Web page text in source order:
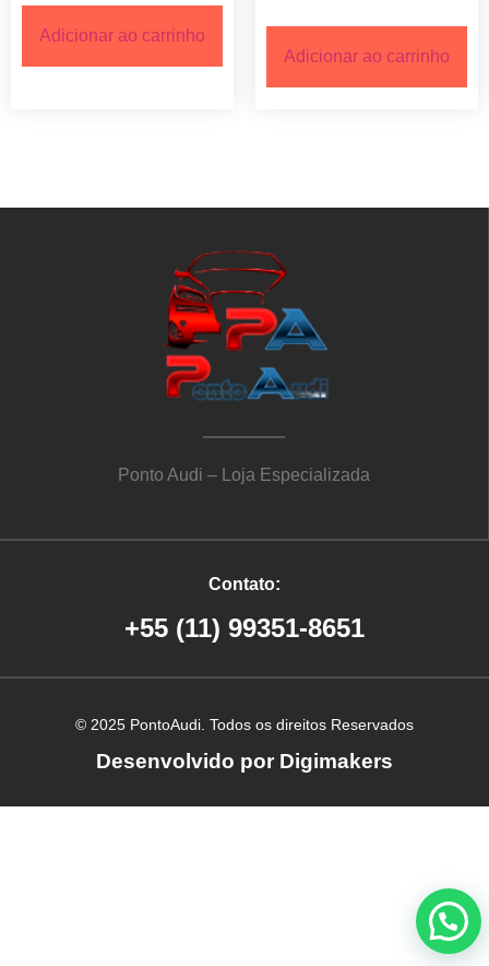
Adicionar ao carrinho
Adicionar ao carrinho
Ponto Audi – Loja Especializada
Contato:
+55 (11) 99351-8651
© 2025 PontoAudi. Todos os direitos Reservados
Desenvolvido por Digimakers